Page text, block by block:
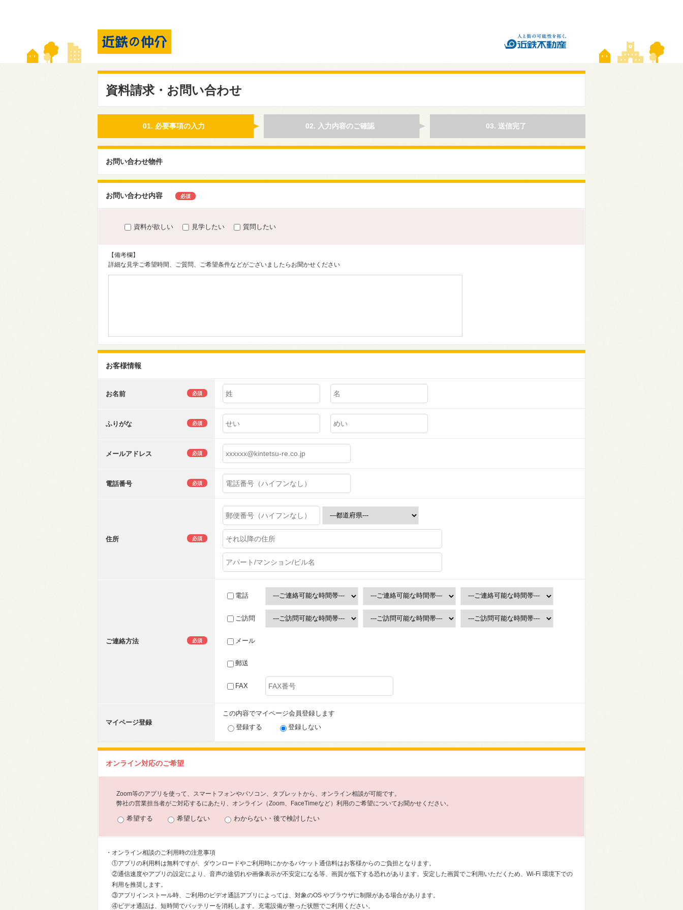
資料請求・お問い合わせ
01. 必要事項の入力 02. 入力内容のご確認 03. 送信完了
お問い合わせ物件
お問い合わせ内容 必須
資料が欲しい 見学したい 質問したい
【備考欄】
詳細な見学ご希望時間、ご質問、ご希望条件などがございましたらお聞かせください
お客様情報
お名前 必須
ふりがな 必須
メールアドレス 必須
電話番号 必須
住所 必須
ご連絡方法 必須
電話
ご訪問
メール
郵送
FAX
マイページ登録
この内容でマイページ会員登録します
登録する
登録しない
オンライン対応のご希望
Zoom等のアプリを使って、スマートフォンやパソコン、タブレットから、オンライン相談が可能です。
弊社の営業担当者がご対応するにあたり、オンライン（Zoom、FaceTimeなど）利用のご希望についてお聞かせください。
希望する 希望しない わからない・後で検討したい
・オンライン相談のご利用時の注意事項
①アプリの利用料は無料ですが、ダウンロードやご利用時にかかるパケット通信料はお客様からのご負担となります。
②通信速度やアプリの設定により、音声の途切れや画像表示が不安定になる等、画質が低下する恐れがあります。安定した画質でご利用いただくため、Wi-Fi 環境下での
利用を推奨します。
③アプリインストール時、ご利用のビデオ通話アプリによっては、対象のOS やブラウザに制限がある場合があります。
④ビデオ通話は、短時間でバッテリーを消耗します。充電設備が整った状態でご利用ください。